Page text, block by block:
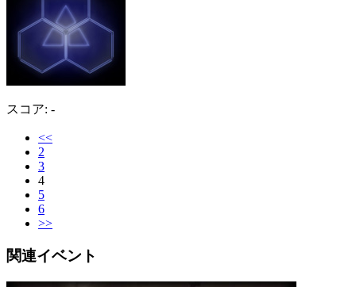
スコア: -
<<
2
3
4
5
6
>>
関連イベント